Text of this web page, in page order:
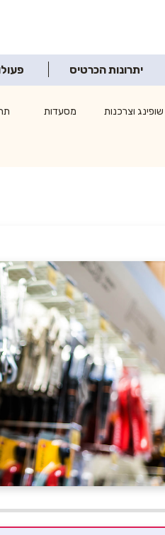
יתרונות הכרטיס
שופינג וצרכנות מסעדות